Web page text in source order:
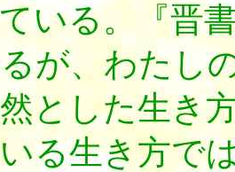
いる。『晋
が、わたし
とした生き
る生き方で